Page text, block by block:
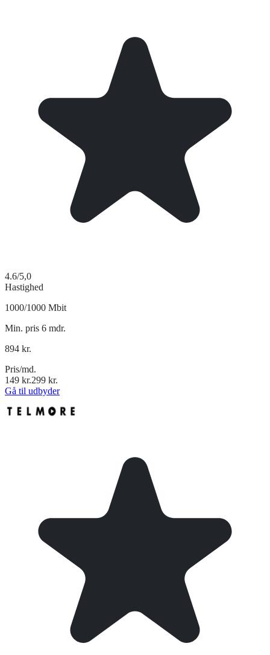
4.6/5,0
Hastighed
1000/1000 Mbit
Min. pris 6 mdr.
894 kr.
Pris/md.
149 kr.299 kr.
Gå til udbyder